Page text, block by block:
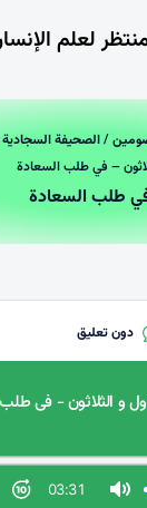
لعلم
/الصحيفة
– في طلب السعادة
في طلب السعادة
دون تعليق